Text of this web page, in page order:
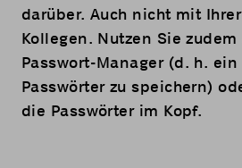
darüber. Auch nicht mit
Kollegen. Nutzen Sie
Passwort-Manager (d. h. ein
Passwörter zu speichern)
die Passwörter im Kopf.